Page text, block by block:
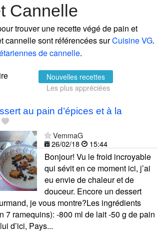
Cannelle
trouver une recette végé de pain et
cannelle sont référencées surCuisine VG.
de cannelle.
Nouvelles recettes
Les plus appréciées
au pain d’épices et à la
VemmaG
26/02/18
15:44
Bonjour! Vu le froid incroyable
qui sévit en ce moment ici, j’ai
eu envie de chaleur et de
douceur. Encore un dessert
je vous montre?Les ingrédients
7 ramequins): -800 ml de lait -50 g de pain
d’ici, Pays...